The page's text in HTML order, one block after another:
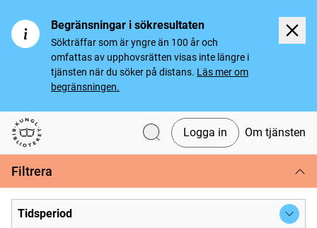
Begränsningar i sökresultaten
Sökträffar som är yngre än 100 år och
omfattas av upphovsrätten visas inte längre i
tjänsten när du söker på distans. Läs mer om
begränsningen.
Svenska tidningar
Logga in Om tjänsten
Filtrera
Tidsperiod